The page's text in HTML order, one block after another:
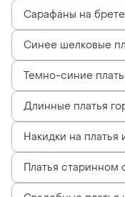
Сарафаны на
Синее шелковые
Темно-синие
Длинные платья
Накидки на платья
Платья старинном